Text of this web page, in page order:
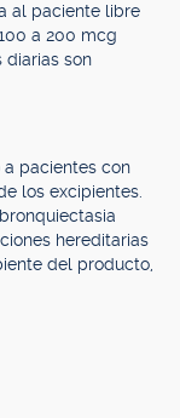
al paciente libre
a 200 mcg
diarias son
pacientes con
los excipientes.
hereditarias
del producto,